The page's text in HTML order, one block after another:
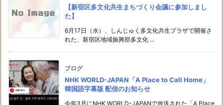
【新宿区多文化共生まちづくり会議に参加しまし
た】
6月17日（水）、しんじゅく多文化共生プラザで開催さ
れた、新宿区地域振興部多文化 ...
ブログ
NHK WORLD-JAPAN「A Place to Call Home」
韓国語字幕版 配信のお知らせ
今年3月にNHK WORLD-JAPANで放送された「A Place